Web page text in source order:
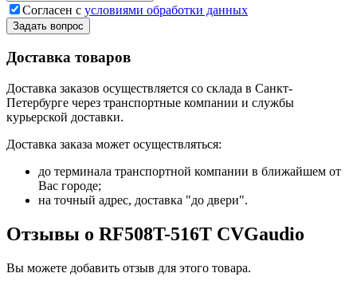
Согласен с условиями обработки данных
Задать вопрос
Доставка товаров
Доставка заказов осуществляется со склада в Санкт-
Петербурге через транспортные компании и службы
курьерской доставки.
Доставка заказа может осуществляться:
до терминала транспортной компании в ближайшем от
Вас городе;
на точный адрес, доставка "до двери".
Отзывы о RF508T-516T CVGaudio
Вы можете добавить отзыв для этого товара.